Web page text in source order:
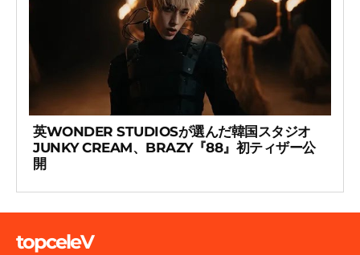
英WONDER STUDIOSが選んだ韓国スタジオ
JUNKY CREAM、BRAZY『88』初ティザー公
開
topceleV